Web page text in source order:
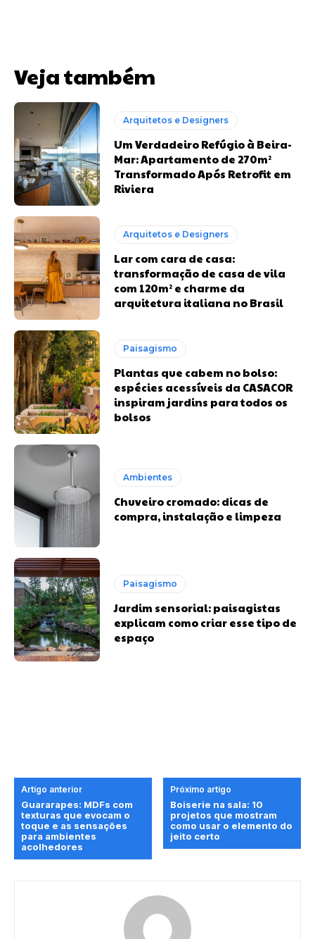
Veja também
Arquitetos e Designers
Um Verdadeiro Refúgio à Beira-
Mar: Apartamento de 270m²
Transformado Após Retrofit em
Riviera
Arquitetos e Designers
Lar com cara de casa:
transformação de casa de vila
com 120m² e charme da
arquitetura italiana no Brasil
Paisagismo
Plantas que cabem no bolso:
espécies acessíveis da CASACOR
inspiram jardins para todos os
bolsos
Ambientes
Chuveiro cromado: dicas de
compra, instalação e limpeza
Paisagismo
Jardim sensorial: paisagistas
explicam como criar esse tipo de
espaço
Artigo anterior
Guararapes: MDFs com
texturas que evocam o
toque e as sensações
para ambientes
acolhedores
Próximo artigo
Boiserie na sala: 10
projetos que mostram
como usar o elemento do
jeito certo